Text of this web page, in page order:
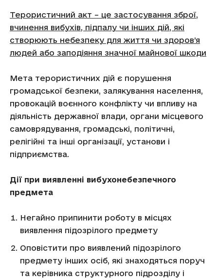
Терористичний акт – це застосування зброї,
вчинення вибухів, підпалу чи інших дій, які
створюють небезпеку для життя чи здоров’я
людей або заподіяння значної майнової шкоди
Мета терористичних дій є порушення
громадської безпеки, залякування населення,
провокацій воєнного конфлікту чи впливу на
діяльність державної влади, органи місцевого
самоврядування, громадські, політичні,
релігійні та інші організації, установи і
підприємства.
Дії при виявленні вибухонебезпечного
предмета
Негайно припинити роботу в місцях
виявлення підозрілого предмету
Оповістити про виявлений підозрілого
предмету інших осіб, які знаходяться поруч
та керівника структурного підрозділу і